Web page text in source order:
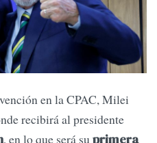
en la CPAC, Milei
recibirá al presidente
, en lo que será suprimera